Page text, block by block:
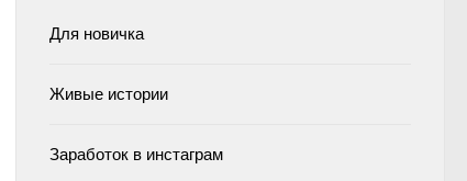
Для новичка
Живые истории
Заработок в инстаграм